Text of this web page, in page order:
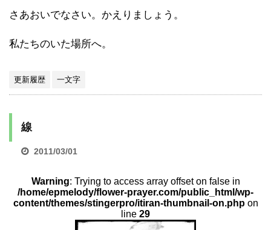
さあおいでなさい。かえりましょう。
私たちのいた場所へ。
更新履歴 一文字
線
2011/03/01
Warning: Trying to access array offset on false in
/home/epmelody/flower-prayer.com/public_html/wp-
content/themes/stingerpro/itiran-thumbnail-on.phpon
line 29